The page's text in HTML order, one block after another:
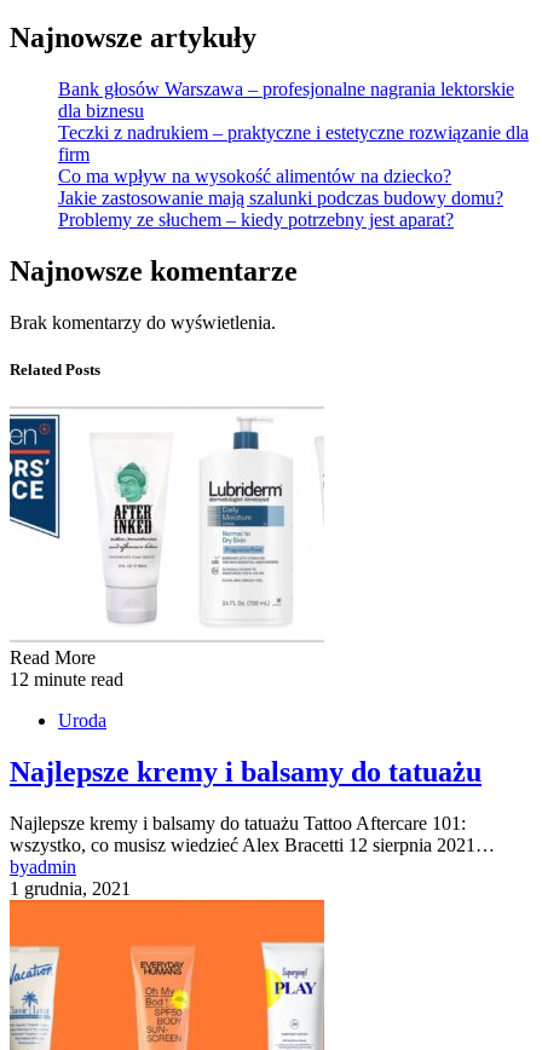
Najnowsze artykuły
Bank głosów Warszawa – profesjonalne nagrania lektorskie
dla biznesu
Teczki z nadrukiem – praktyczne i estetyczne rozwiązanie dla
firm
Co ma wpływ na wysokość alimentów na dziecko?
Jakie zastosowanie mają szalunki podczas budowy domu?
Problemy ze słuchem – kiedy potrzebny jest aparat?
Najnowsze komentarze
Brak komentarzy do wyświetlenia.
Related Posts
Read More
12 minute read
Uroda
Najlepsze kremy i balsamy do tatuażu
Najlepsze kremy i balsamy do tatuażu Tattoo Aftercare 101:
wszystko, co musisz wiedzieć Alex Bracetti 12 sierpnia 2021…
byadmin
1 grudnia, 2021